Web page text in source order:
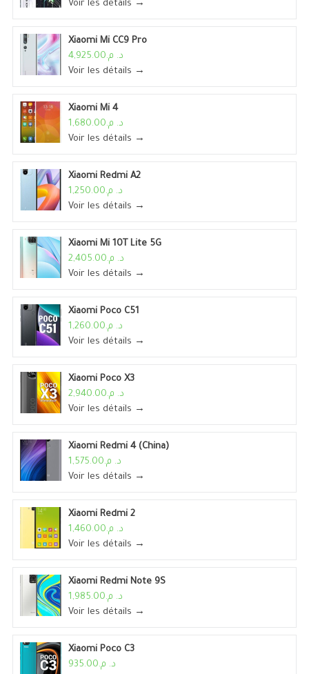
Voir les détails →
Xiaomi Mi CC9 Pro
د. م.4,925.00
Voir les détails →
Xiaomi Mi 4
د. م.1,680.00
Voir les détails →
Xiaomi Redmi A2
د. م.1,250.00
Voir les détails →
Xiaomi Mi 10T Lite 5G
د. م.2,405.00
Voir les détails →
Xiaomi Poco C51
د. م.1,260.00
Voir les détails →
Xiaomi Poco X3
د. م.2,940.00
Voir les détails →
Xiaomi Redmi 4 (China)
د. م.1,575.00
Voir les détails →
Xiaomi Redmi 2
د. م.1,460.00
Voir les détails →
Xiaomi Redmi Note 9S
د. م.1,985.00
Voir les détails →
Xiaomi Poco C3
د. م.935.00